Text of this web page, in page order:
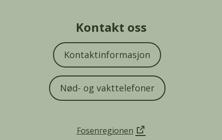
Kontakt oss
Kontaktinformasjon
Nød- og vakttelefoner
Fosenregionen